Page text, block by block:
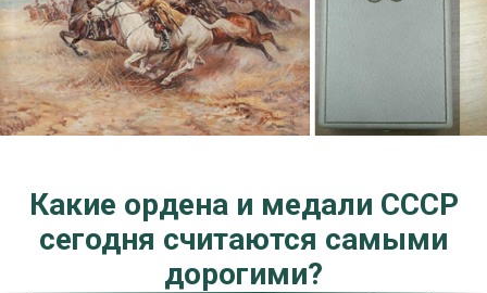
Какие ордена и медали СССР
сегодня считаются самыми
дорогими?